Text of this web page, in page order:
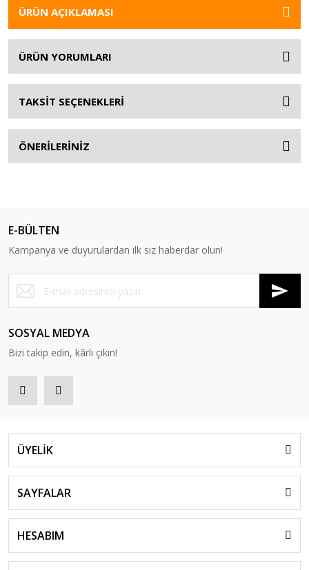
ÜRÜN AÇIKLAMASI
ÜRÜN YORUMLARI
TAKSİT SEÇENEKLERİ
ÖNERİLERİNİZ
E-BÜLTEN
Kampanya ve duyurulardan ilk siz haberdar olun!
SOSYAL MEDYA
Bizi takip edin, kârlı çıkın!
ÜYELİK
SAYFALAR
HESABIM